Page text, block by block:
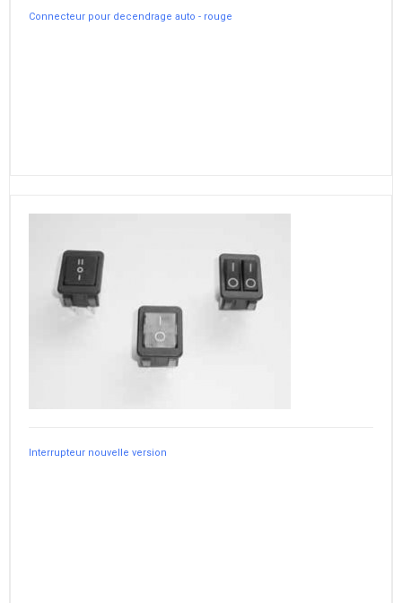
Connecteur pour decendrage auto - rouge
Interrupteur nouvelle version